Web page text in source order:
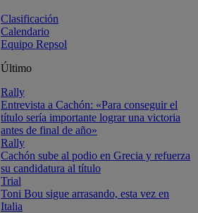
Clasificación
Calendario
Equipo Repsol
Último
Rally
Entrevista a Cachón: «Para conseguir el
título sería importante lograr una victoria
antes de final de año»
Rally
Cachón sube al podio en Grecia y refuerza
su candidatura al título
Trial
Toni Bou sigue arrasando, esta vez en
Italia